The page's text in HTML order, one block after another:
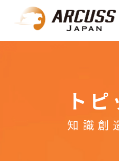
ト
知識